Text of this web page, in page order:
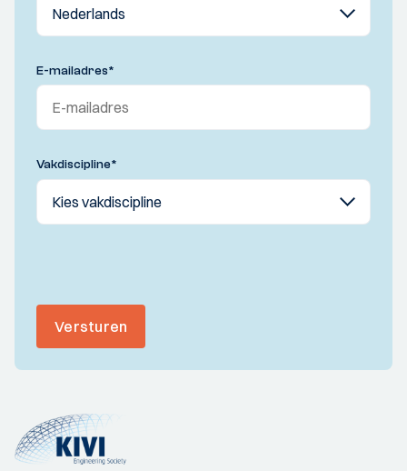
E-mailadres*
Vakdiscipline*
Versturen